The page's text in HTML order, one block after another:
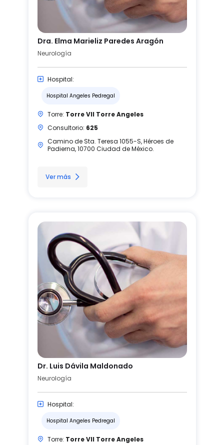
Dra. Elma Marieliz Paredes Aragón
Neurología
Hospital:
Hospital Angeles Pedregal
Torre: Torre VII Torre Angeles
Consultorio: 625
Camino de Sta. Teresa 1055-S, Héroes de
Padierna, 10700 Ciudad de México.
Ver más
Dr. Luis Dávila Maldonado
Neurología
Hospital:
Hospital Angeles Pedregal
Torre: Torre VII Torre Angeles